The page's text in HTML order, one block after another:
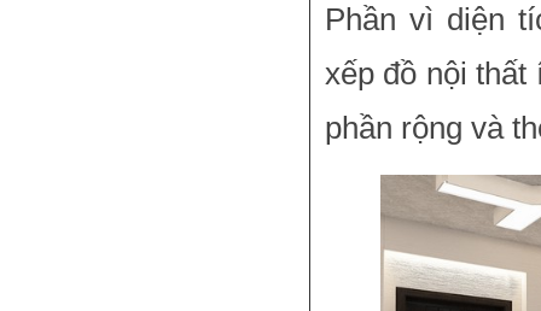
Phần vì diện
xếp đồ nội thất
phần rộng và